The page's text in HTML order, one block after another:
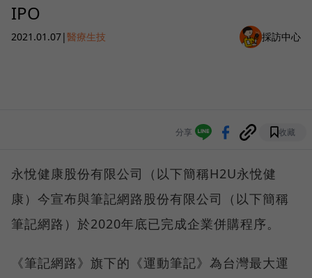
IPO
2021.01.07|醫療生技 採訪中心
分享 收藏
永悅健康股份有限公司（以下簡稱H2U永悅健
康）今宣布與筆記網路股份有限公司（以下簡稱
筆記網路）於2020年底已完成企業併購程序。
《筆記網路》旗下的《運動筆記》為台灣最大運